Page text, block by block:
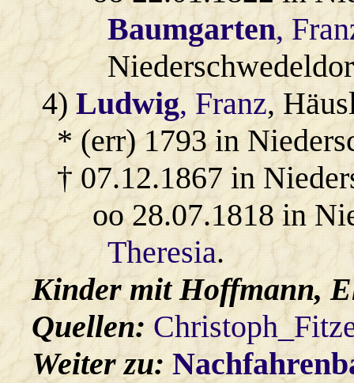
Baumgarten,
4)Ludwig, Franz,
* (err) 1793 in
† 07.12.1867 in
oo 28.07.1818 in
Theresia.
Kinder mitHoffmann,
Quellen:
Weiter zu: